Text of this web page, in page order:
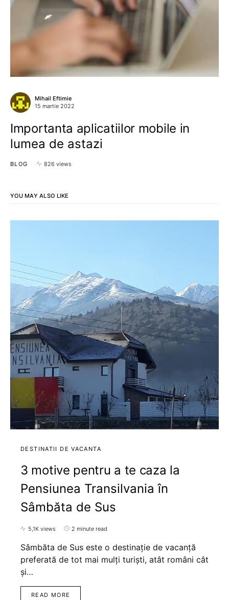
Mihail Eftimie
15 martie 2022
Importanta aplicatiilor mobile in
lumea de astazi
BLOG 826 views
YOU MAY ALSO LIKE
DESTINATII DE VACANTA
3 motive pentru a te caza la
Pensiunea Transilvania în
Sâmbăta de Sus
5,1K views 2 minute read
Sâmbăta de Sus este o destinație de vacanță
preferată de tot mai mulți turiști, atât români cât
și…
READ MORE